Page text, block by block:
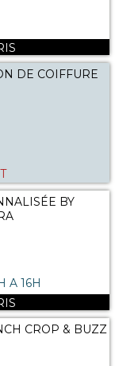
DE COIFFURE
BY
A 16H
CROP & BUZZ